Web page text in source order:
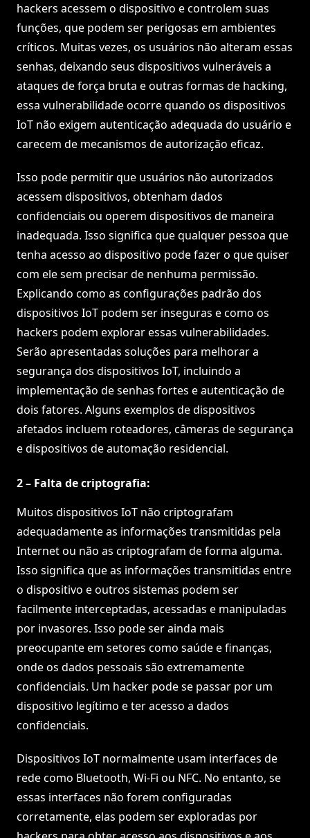
hackers acessem o dispositivo e controlem suas
funções, que podem ser perigosas em ambientes
críticos. Muitas vezes, os usuários não alteram essas
senhas, deixando seus dispositivos vulneráveis a
ataques de força bruta e outras formas de hacking,
essa vulnerabilidade ocorre quando os dispositivos
IoT não exigem autenticação adequada do usuário e
carecem de mecanismos de autorização eficaz.
Isso pode permitir que usuários não autorizados
acessem dispositivos, obtenham dados
confidenciais ou operem dispositivos de maneira
inadequada. Isso significa que qualquer pessoa que
tenha acesso ao dispositivo pode fazer o que quiser
com ele sem precisar de nenhuma permissão.
Explicando como as configurações padrão dos
dispositivos IoT podem ser inseguras e como os
hackers podem explorar essas vulnerabilidades.
Serão apresentadas soluções para melhorar a
segurança dos dispositivos IoT, incluindo a
implementação de senhas fortes e autenticação de
dois fatores. Alguns exemplos de dispositivos
afetados incluem roteadores, câmeras de segurança
e dispositivos de automação residencial.
2 – Falta de criptografia:
Muitos dispositivos IoT não criptografam
adequadamente as informações transmitidas pela
Internet ou não as criptografam de forma alguma.
Isso significa que as informações transmitidas entre
o dispositivo e outros sistemas podem ser
facilmente interceptadas, acessadas e manipuladas
por invasores. Isso pode ser ainda mais
preocupante em setores como saúde e finanças,
onde os dados pessoais são extremamente
confidenciais. Um hacker pode se passar por um
dispositivo legítimo e ter acesso a dados
confidenciais.
Dispositivos IoT normalmente usam interfaces de
rede como Bluetooth, Wi-Fi ou NFC. No entanto, se
essas interfaces não forem configuradas
corretamente, elas podem ser exploradas por